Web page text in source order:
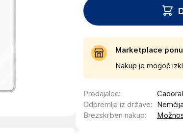
Marketplace
Nakup je mogoč
Prodajalec:
Odpremlja iz države:
Nemčija
Brezskrben nakup: